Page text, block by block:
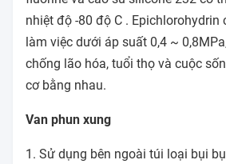
nhiệt độ -80 độ C . Epichlorohydrin
làm việc dưới áp suất 0,4 ~
chống lão hóa, tuổi thọ và cuộc
cơ bằng nhau.
Van phun xung
1. Sử dụng bên ngoài túi loại bụi